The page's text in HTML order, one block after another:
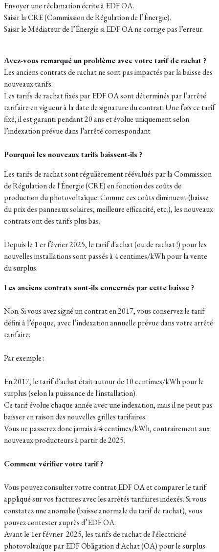
Envoyer une réclamation écrite à EDF OA.
Saisir la CRE (Commission de Régulation de l’Énergie).
Saisir le Médiateur de l’Énergie si EDF OA ne corrige pas l’erreur.
Avez-vous remarqué un problème avec votre tarif de rachat ?
Les anciens contrats de rachat ne sont pas impactés par la baisse des
nouveaux tarifs.
Les tarifs de rachat fixés par EDF OA sont déterminés par l’arrêté
tarifaire en vigueur à la date de signature du contrat. Une fois ce tarif
fixé, il est garanti pendant 20 ans et évolue uniquement selon
l’indexation prévue dans l’arrêté correspondant
Pourquoi les nouveaux tarifs baissent-ils ?
Les tarifs de rachat sont régulièrement réévalués par la Commission
de Régulation de l'Énergie (CRE) en fonction des coûts de
production du photovoltaïque. Comme ces coûts diminuent (baisse
du prix des panneaux solaires, meilleure efficacité, etc.), les nouveaux
contrats ont des tarifs plus bas.
Depuis le 1 er février 2025, le tarif d'achat (ou de rachat !) pour les
nouvelles installations sont passés à 4 centimes/kWh pour la vente
du surplus.
Les anciens contrats sont-ils concernés par cette baisse ?
Non. Si vous avez signé un contrat en 2017, vous conservez le tarif
défini à l’époque, avec l’indexation annuelle prévue dans votre arrêté
tarifaire.
Par exemple :
En 2017, le tarif d'achat était autour de 10 centimes/kWh pour le
surplus (selon la puissance de l'installation).
Ce tarif évolue chaque année avec une indexation, mais il ne peut pas
baisser en raison des nouvelles grilles tarifaires.
Vous ne passerez donc jamais à 4 centimes/kWh, contrairement aux
nouveaux producteurs à partir de 2025.
Comment vérifier votre tarif ?
Vous pouvez consulter votre contrat EDF OA et comparer le tarif
appliqué sur vos factures avec les arrêtés tarifaires indexés. Si vous
constatez une anomalie (baisse anormale du tarif de rachat), vous
pouvez contester auprès d’EDF OA.
Avant le 1er février 2025, les tarifs de rachat de l'électricité
photovoltaïque par EDF Obligation d'Achat (OA) pour le surplus